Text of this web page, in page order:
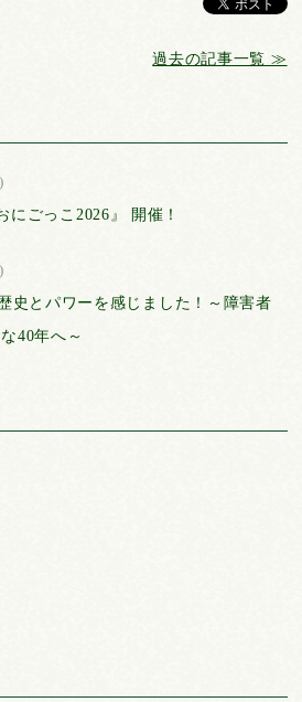
過去の記事一覧 ≫
にごっこ2026』 開催！
とパワーを感じました！～障害者
40年へ～